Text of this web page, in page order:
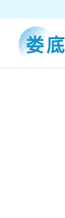
娄底